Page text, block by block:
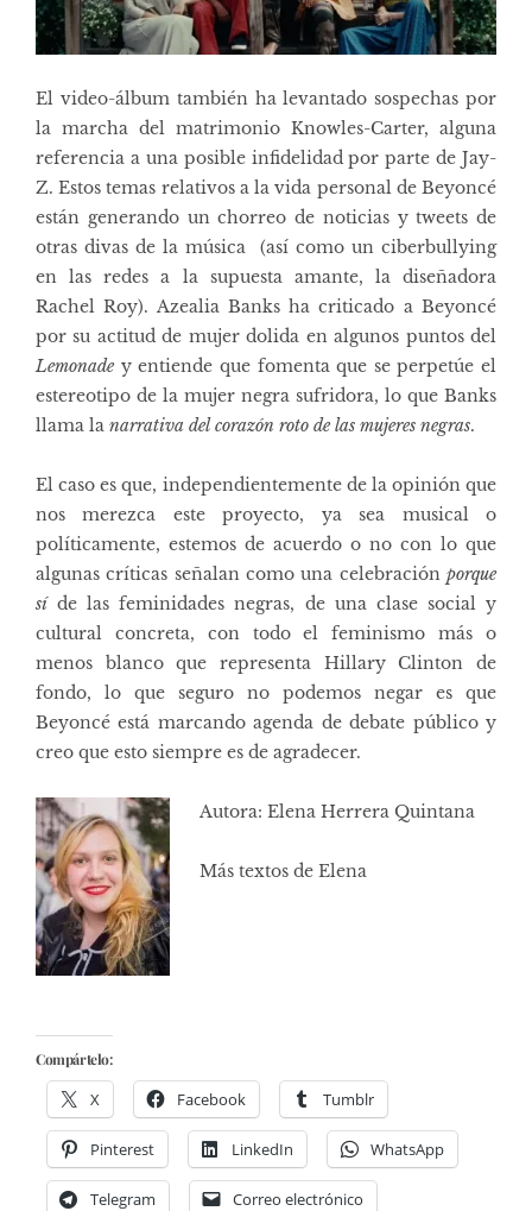
El video-álbum también ha levantado sospechas por
la marcha del matrimonio Knowles-Carter, alguna
referencia a una posible infidelidadpor parte de Jay-
Z. Estos temas relativos a la vida personal de Beyoncé
están generando un chorreo de noticias y tweets de
otras divas de la música (así como un ciberbullying
en las redes a la supuesta amante, la diseñadora
Rachel Roy). Azealia Banks ha criticado a Beyoncé
por su actitud de mujer dolida en algunos puntos del
Lemonadey entiende que fomenta que se perpetúe el
estereotipo de la mujer negra sufridora, lo que Banks
llama la narrativa del corazón roto de las mujeres negras.
El caso es que, independientemente de la opinión que
nos merezca este proyecto, ya sea musical o
políticamente, estemos de acuerdo o no con lo que
algunas críticas señalan como una celebración porque
síde las feminidades negras, de una clase social y
cultural concreta, con todo el feminismo más o
menos blanco que representa Hillary Clinton de
fondo, lo que seguro no podemos negar es que
Beyoncé está marcando agenda de debate público y
creo que esto siempre es de agradecer.
Autora: Elena Herrera Quintana
Más textos de Elena
Compártelo:
X Facebook Tumblr
Pinterest LinkedIn WhatsApp
Telegram Correo electrónico